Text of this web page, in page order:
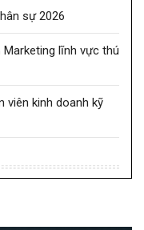
sự 2026
lĩnh vực thú
viên kinh doanh kỹ